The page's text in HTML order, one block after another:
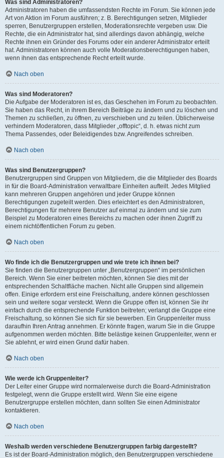
Was sind Administratoren?
Administratoren haben die umfassendsten Rechte im Forum. Sie können jede
Art von Aktion im Forum ausführen; z. B. Berechtigungen setzen, Mitglieder
sperren, Benutzergruppen erstellen, Moderationsrechte vergeben usw. Die
Rechte, die ein Administrator hat, sind allerdings davon abhängig, welche
Rechte ihnen ein Gründer des Forums oder ein anderer Administrator erteilt
hat. Administratoren können auch volle Moderationsberechtigungen haben,
wenn ihnen das entsprechende Recht erteilt wurde.
Nach oben
Was sind Moderatoren?
Die Aufgabe der Moderatoren ist es, das Geschehen im Forum zu beobachten.
Sie haben das Recht, in ihrem Bereich Beiträge zu ändern und zu löschen und
Themen zu schließen, zu öffnen, zu verschieben und zu teilen. Üblicherweise
verhindern Moderatoren, dass Mitglieder „offtopic“, d. h. etwas nicht zum
Thema Passendes, oder Beleidigendes bzw. Angreifendes schreiben.
Nach oben
Was sind Benutzergruppen?
Benutzergruppen sind Gruppen von Mitgliedern, die die Mitglieder des Boards
in für die Board-Administration verwaltbare Einheiten aufteilt. Jedes Mitglied
kann mehreren Gruppen angehören und jeder Gruppe können
Berechtigungen zugeteilt werden. Dies erleichtert es den Administratoren,
Berechtigungen für mehrere Benutzer auf einmal zu ändern und sie zum
Beispiel zu Moderatoren eines Bereichs zu machen oder ihnen Zugriff zu
einem nichtöffentlichen Forum zu geben.
Nach oben
Wo finde ich die Benutzergruppen und wie trete ich ihnen bei?
Sie finden die Benutzergruppen unter „Benutzergruppen“ im persönlichen
Bereich. Wenn Sie einer beitreten möchten, können Sie dies mit der
entsprechenden Schaltfläche machen. Nicht alle Gruppen sind allgemein
offen. Einige erfordern erst eine Freischaltung, andere können geschlossen
sein und weitere sogar versteckt. Wenn die Gruppe offen ist, können Sie ihr
einfach durch die entsprechende Funktion beitreten; verlangt die Gruppe eine
Freischaltung, so können Sie sich für sie bewerben. Ein Gruppenleiter muss
daraufhin Ihren Antrag annehmen. Er könnte fragen, warum Sie in die Gruppe
aufgenommen werden möchten. Bitte belästige keinen Gruppenleiter, wenn er
Sie ablehnt, er wird einen Grund dafür haben.
Nach oben
Wie werde ich Gruppenleiter?
Der Leiter einer Gruppe wird normalerweise durch die Board-Administration
festgelegt, wenn die Gruppe erstellt wird. Wenn Sie eine eigene
Benutzergruppe erstellen möchten, dann sollten Sie einen Administrator
kontaktieren.
Nach oben
Weshalb werden verschiedene Benutzergruppen farbig dargestellt?
Es ist der Board-Administration möglich, den Benutzergruppen verschiedene